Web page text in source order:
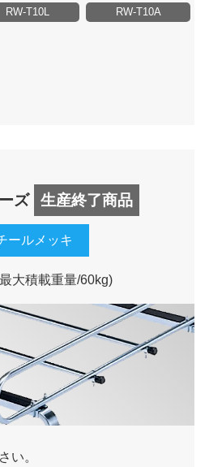
RW-T10L RW-T10A
ズ 生産終了商品
ールメッキ
大積載重量/60kg)
い。